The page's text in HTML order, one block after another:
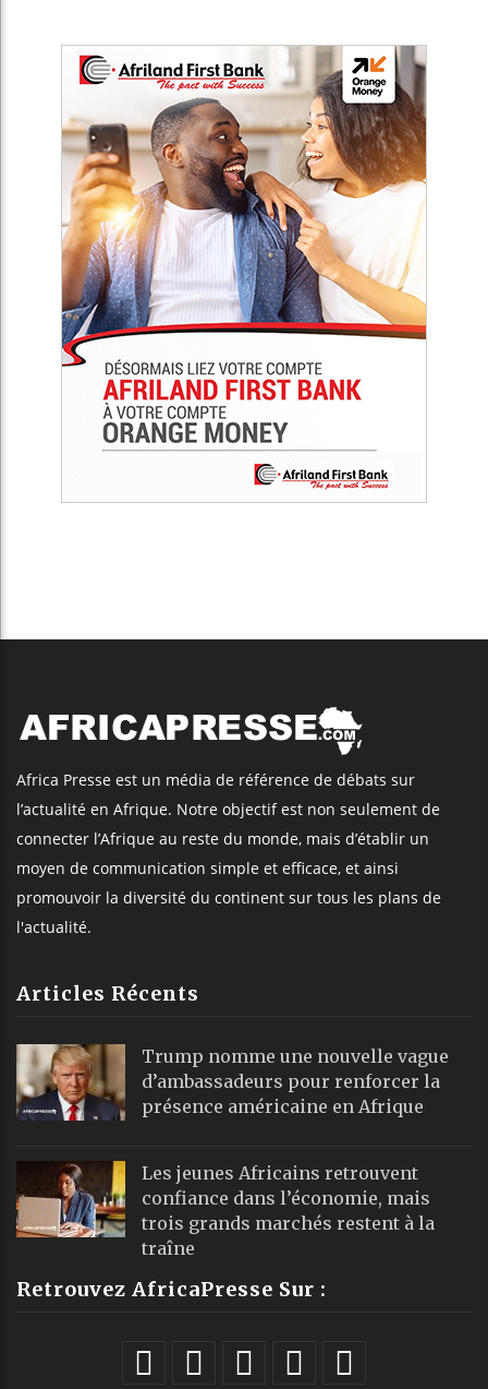
Africa Presse est un média de référence de débats sur
l’actualité en Afrique. Notre objectif est non seulement de
connecter l’Afrique au reste du monde, mais d’établir un
moyen de communication simple et efficace, et ainsi
promouvoir la diversité du continent sur tous les plans de
l'actualité.
Articles Récents
Trump nomme une nouvelle vague
d’ambassadeurs pour renforcer la
présence américaine en Afrique
Les jeunes Africains retrouvent
confiance dans l’économie, mais
trois grands marchés restent à la
traîne
Retrouvez AfricaPresse Sur :